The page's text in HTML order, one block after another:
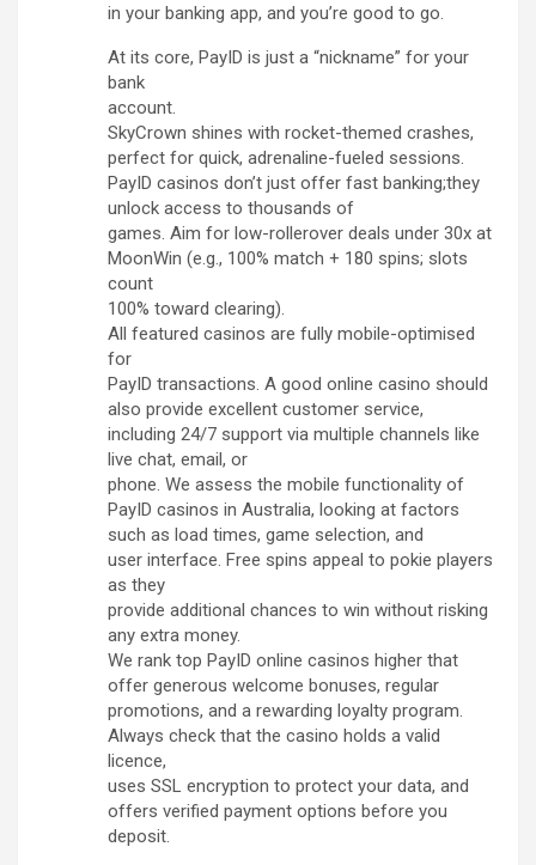
in your banking app, and you’re good to go.
At its core, PayID is just a “nickname” for your
bank
account.
SkyCrown shines with rocket-themed crashes,
perfect for quick, adrenaline-fueled sessions.
PayID casinos don’t just offer fast banking;they
unlock access to thousands of
games. Aim for low-rollerover deals under 30x at
MoonWin (e.g., 100% match + 180 spins; slots
count
100% toward clearing).
All featured casinos are fully mobile-optimised
for
PayID transactions. A good online casino should
also provide excellent customer service,
including 24/7 support via multiple channels like
live chat, email, or
phone. We assess the mobile functionality of
PayID casinos in Australia, looking at factors
such as load times, game selection, and
user interface. Free spins appeal to pokie players
as they
provide additional chances to win without risking
any extra money.
We rank top PayID online casinos higher that
offer generous welcome bonuses, regular
promotions, and a rewarding loyalty program.
Always check that the casino holds a valid
licence,
uses SSL encryption to protect your data, and
offers verified payment options before you
deposit.